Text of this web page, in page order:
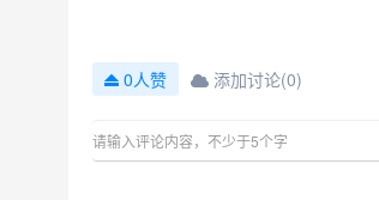
0人赞 添加讨论(0)